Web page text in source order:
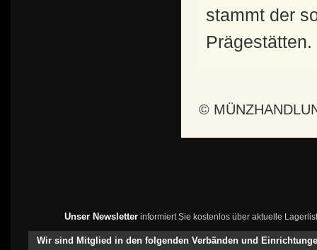
stammt der
Prägestätten.
©
Unser Newsletterinformiert Sie kostenlos über aktuelle
Wir sind Mitglied in den folgenden Verbänden und